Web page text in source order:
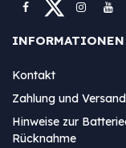
INFORMATIONEN
Kontakt
Zahlung und Versand
Hinweise zur
Rücknahme